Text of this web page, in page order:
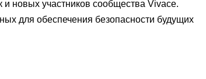
новых участников сообщества Vivace.
для обеспечения безопасности будущих